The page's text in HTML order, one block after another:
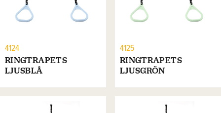
4124
RINGTRAPETS
LJUSBLÅ
4125
RINGTRAPETS
LJUSGRÖN